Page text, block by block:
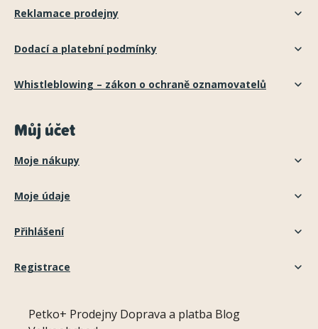
Reklamace prodejny
Dodací a platební podmínky
Whistleblowing – zákon o ochraně oznamovatelů
Můj účet
Moje nákupy
Moje údaje
Přihlášení
Registrace
Petko+ Prodejny Doprava a platba Blog